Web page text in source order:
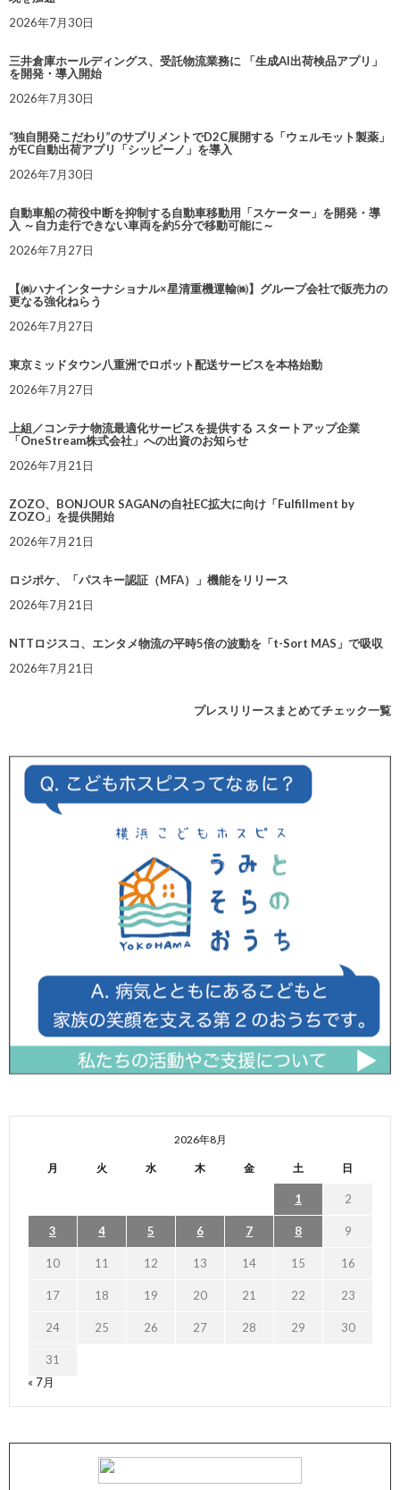
2026年7月30日
三井倉庫ホールディングス、受託物流業務に 「生成AI出荷検品アプリ」
を開発・導入開始
2026年7月30日
“独自開発こだわり”のサプリメントでD2C展開する「ウェルモット製薬」
がEC自動出荷アプリ「シッピーノ」を導入
2026年7月30日
自動車船の荷役中断を抑制する自動車移動用「スケーター」を開発・導
入 ～自力走行できない車両を約5分で移動可能に～
2026年7月27日
【㈱ハナインターナショナル×星清重機運輸㈱】グループ会社で販売力の
更なる強化ねらう
2026年7月27日
東京ミッドタウン八重洲でロボット配送サービスを本格始動
2026年7月27日
上組／コンテナ物流最適化サービスを提供する スタートアップ企業
「OneStream株式会社」への出資のお知らせ
2026年7月21日
ZOZO、BONJOUR SAGANの自社EC拡大に向け「Fulfillment by
ZOZO」を提供開始
2026年7月21日
ロジポケ、「パスキー認証（MFA）」機能をリリース
2026年7月21日
NTTロジスコ、エンタメ物流の平時5倍の波動を「t-Sort MAS」で吸収
2026年7月21日
プレスリリースまとめてチェック一覧
2026年8月
月 火 水 木 金 土 日
1 2
3 4 5 6 7 8 9
10 11 12 13 14 15 16
17 18 19 20 21 22 23
24 25 26 27 28 29 30
31
« 7月